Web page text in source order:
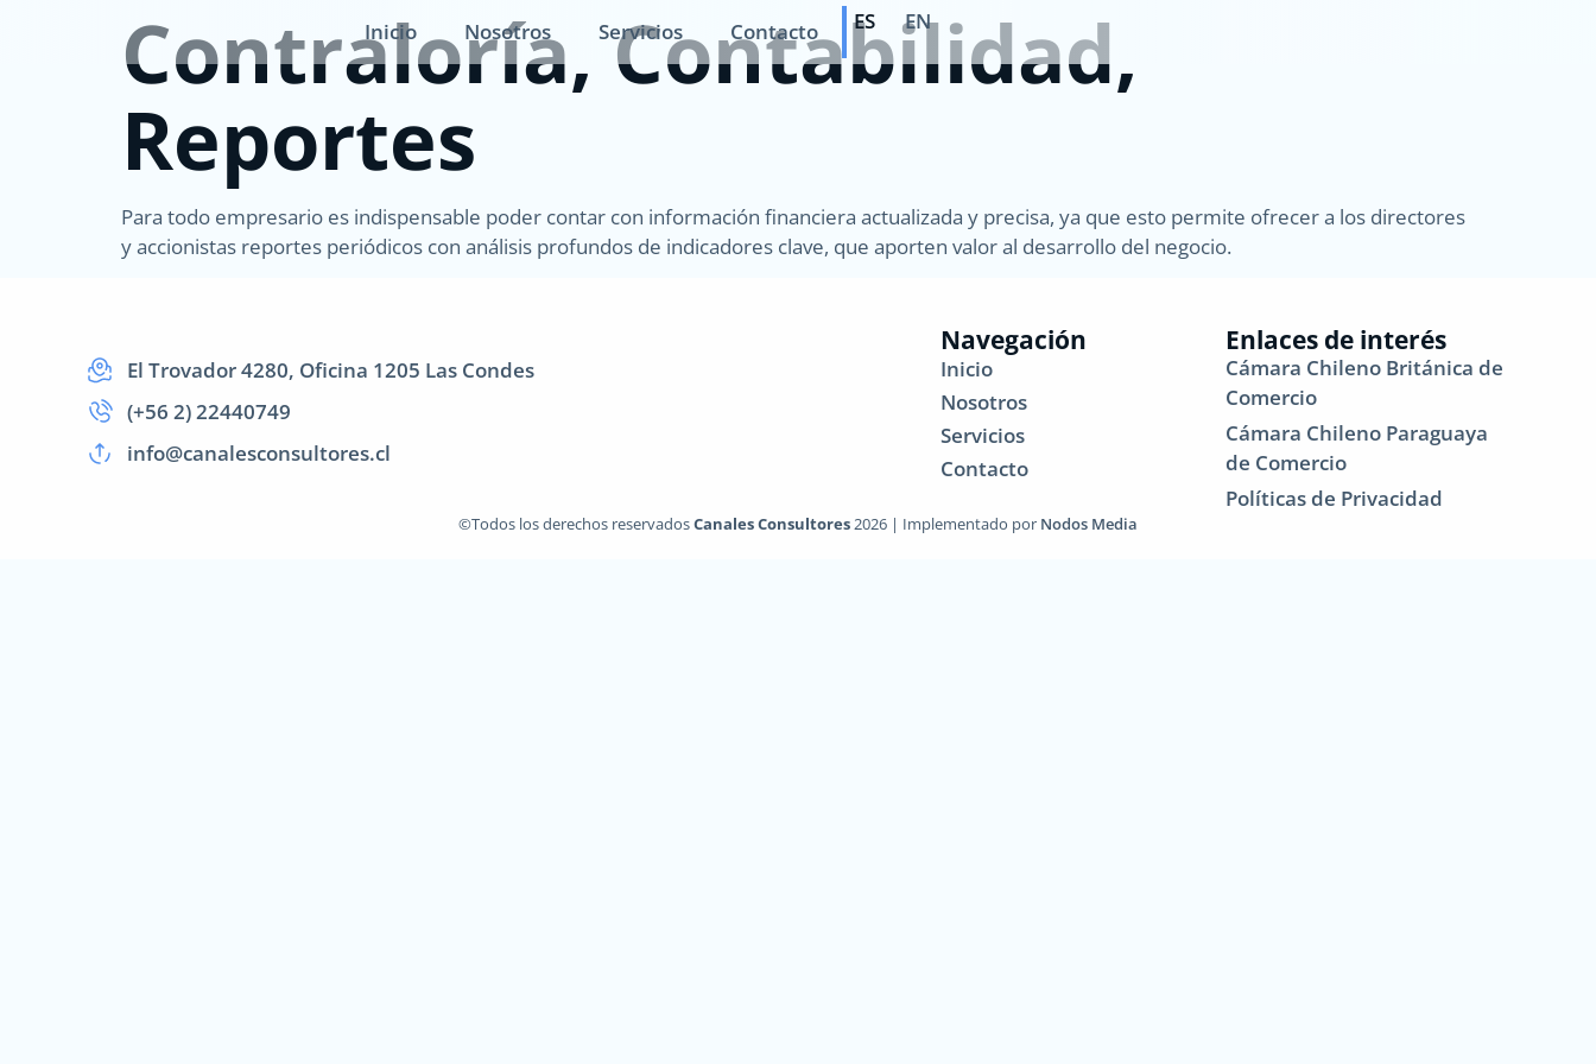
Inicio Nosotros Servicios Contacto ES EN
Contraloría, Contabilidad,
Reportes
Para todo empresario es indispensable poder contar con información financiera actualizada y precisa, ya que esto permite ofrecer a los directores
y accionistas reportes periódicos con análisis profundos de indicadores clave, que aporten valor al desarrollo del negocio.
El Trovador 4280, Oficina 1205 Las Condes
(+56 2) 22440749
info@canalesconsultores.cl
Navegación
Inicio
Nosotros
Servicios
Contacto
Enlaces de interés
Cámara Chileno Británica de
Comercio
Cámara Chileno Paraguaya
de Comercio
Políticas de Privacidad
©Todos los derechos reservadosCanales Consultores2026 | Implementado por Nodos Media